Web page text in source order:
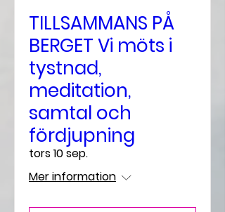
TILLSAMMANS PÅ
BERGET Vi möts i
tystnad,
meditation,
samtal och
fördjupning
tors 10 sep.
Mer information